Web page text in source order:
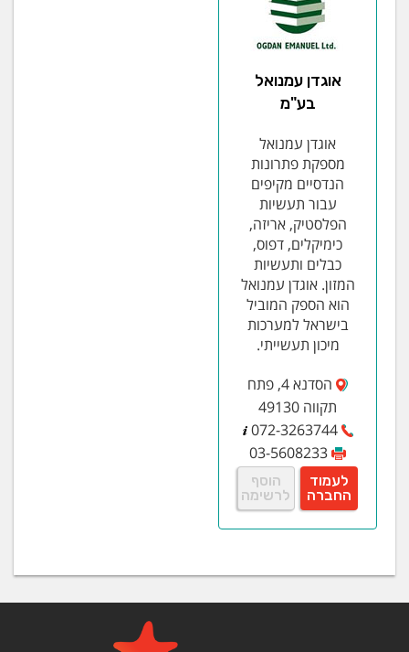
אוגדן עמנואל
בע"מ
אוגדן עמנואל
מספקת פתרונות
הנדסיים מקיפים
עבור תעשיות
הפלסטיק, אריזה,
כימיקלים, דפוס,
כבלים ותעשיות
המזון. אוגדן עמנואל
הוא הספק המוביל
בישראל למערכות
מיכון תעשייתי.
הסדנא 4, פתח
תקווה 49130
072-3263744
03-5608233
לעמוד
החברה
הוסף
לרשימה